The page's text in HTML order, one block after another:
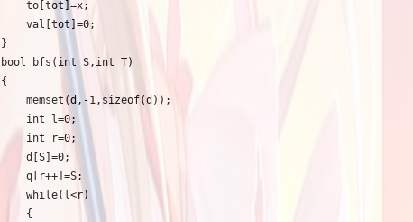
    to[tot]=x;
    val[tot]=0;
}
bool bfs(int S,int T)
{
    memset(d,-1,sizeof(d));
    int l=0;
    int r=0;
    d[S]=0;
    q[r++]=S;
    while(l<r)
    {